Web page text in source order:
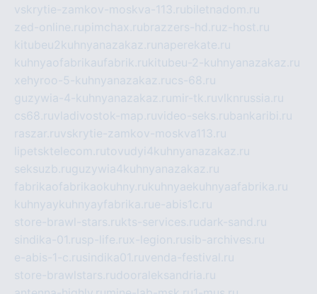
vskrytie-zamkov-moskva-113.rubiletnadom.ru
zed-online.rupimchax.rubrazzers-hd.ruz-host.ru
kitubeu2kuhnyanazakaz.ru naperekate.ru
kuhnyaofabrikaufabrik.rukitubeu-2-kuhnyanazakaz.ru
xehyroo-5-kuhnyanazakaz.rucs-68.ru
guzywia-4-kuhnyanazakaz.ru mir-tk.ruvlknrussia.ru
cs68.ruvladivostok-map.ruvideo-seks.rubankaribi.ru
raszar.ruvskrytie-zamkov-moskva113.ru
lipetsktelecom.rutovudyi4kuhnyanazakaz.ru
seksuzb.ruguzywia4kuhnyanazakaz.ru
fabrikaofabrikaokuhny.rukuhnyaekuhnyaafabrika.ru
kuhnyaykuhnyayfabrika.rue-abis1c.ru
store-brawl-stars.rukts-services.rudark-sand.ru
sindika-01.rusp-life.rux-legion.rusib-archives.ru
e-abis-1-c.rusindika01.ruvenda-festival.ru
store-brawlstars.rudooraleksandria.ru